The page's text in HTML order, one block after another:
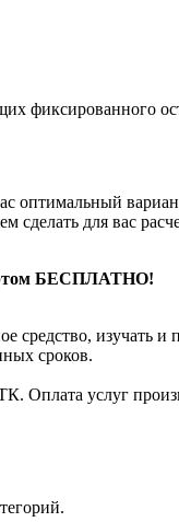
оптимальный
для вас
БЕСПЛАТНО!
изучать
сроков.
Оплата услуг